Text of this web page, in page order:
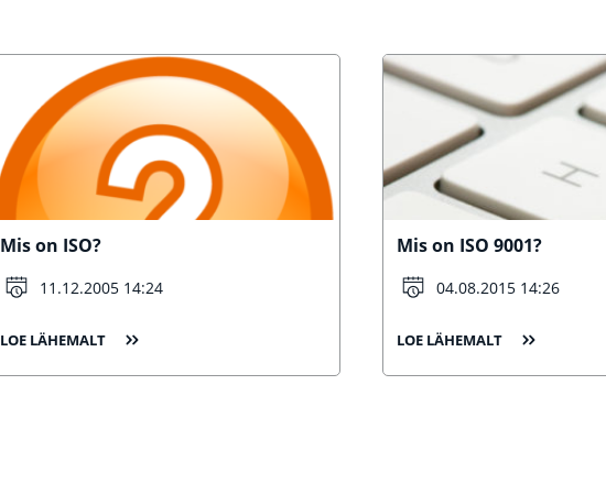
Mis on ISO?
11.12.2005 14:24
LOE LÄHEMALT
Mis on ISO 9001?
04.08.2015 14:26
LOE LÄHEMALT